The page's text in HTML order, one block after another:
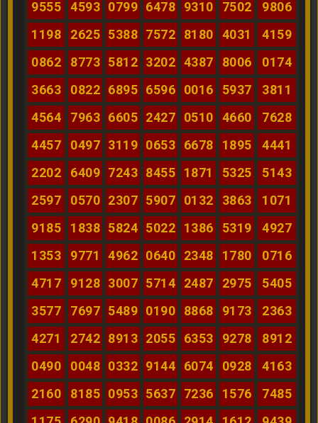
9555 4593 0799 6478 9310 7502
9806
1198
2625 5388 7572 8180 4031
4159
0862
8773 5812 3202 4387 8006
0174
3663
0822 6895 6596 0016 5937
3811
4564
7963 6605 2427 0510 4660
7628
4457
0497 3119 0653 6678 1895
4441
2202
6409 7243 8455 1871 5325
5143
2597
0570 2307 5907 0132 3863
1071
9185
1838 5824 5022 1386 5319
4927
1353
9771 4962 0640 2348 1780
0716
4717
9128 3007 5714 2487 2975
5405
3577
7697 5489 0190 8868 9173
2363
4271
2742 8913 2055 6353 9278
8912
0490
0048 0332 9144 6074 0928
4163
2160
8185 0953 5637 7236 1576
7485